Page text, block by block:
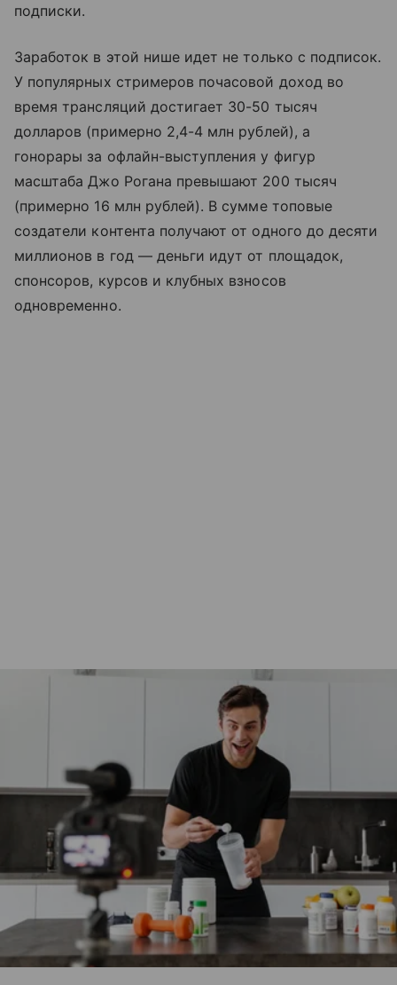
подписки.
Заработок в этой нише идет не только с подписок.
У популярных стримеров почасовой доход во
время трансляций достигает 30-50 тысяч
долларов (примерно 2,4-4 млн рублей), а
гонорары за офлайн-выступления у фигур
масштаба Джо Рогана превышают 200 тысяч
(примерно 16 млн рублей). В сумме топовые
создатели контента получают от одного до десяти
миллионов в год — деньги идут от площадок,
спонсоров, курсов и клубных взносов
одновременно.